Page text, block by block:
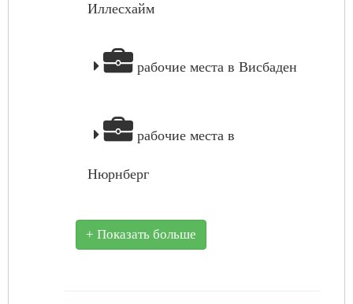
Иллесхайм
рабочие места в Висбаден
рабочие места в
Нюрнберг
+ Показать больше